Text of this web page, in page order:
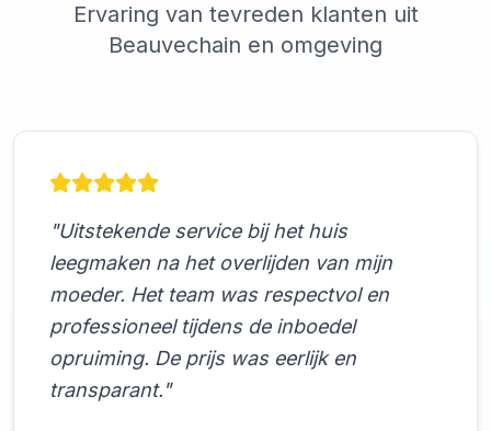
Ervaring van tevreden klanten uit
Beauvechain en omgeving
"Uitstekende service bij het huis
leegmaken na het overlijden van mijn
moeder. Het team was respectvol en
professioneel tijdens de inboedel
opruiming. De prijs was eerlijk en
transparant."